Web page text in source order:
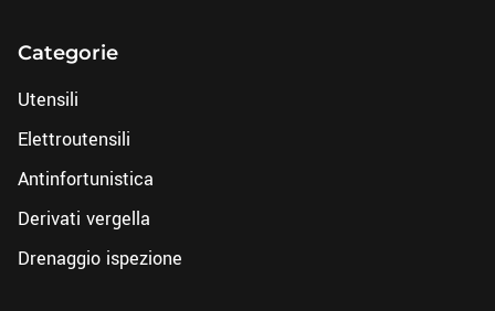
Categorie
Utensili
Elettroutensili
Antinfortunistica
Derivati vergella
Drenaggio ispezione